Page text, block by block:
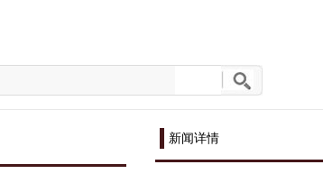
新闻详情